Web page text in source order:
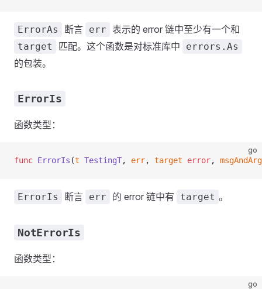
ErrorAs 断言 err 表示的 error 链中至少有一个和
target 匹配。这个函数是对标准库中 errors.As
的包装。
ErrorIs
函数类型：
go
func ErrorIs (t TestingT, err, target error,
ErrorIs 断言 err 的 error 链中有 target 。
NotErrorIs
函数类型：
go